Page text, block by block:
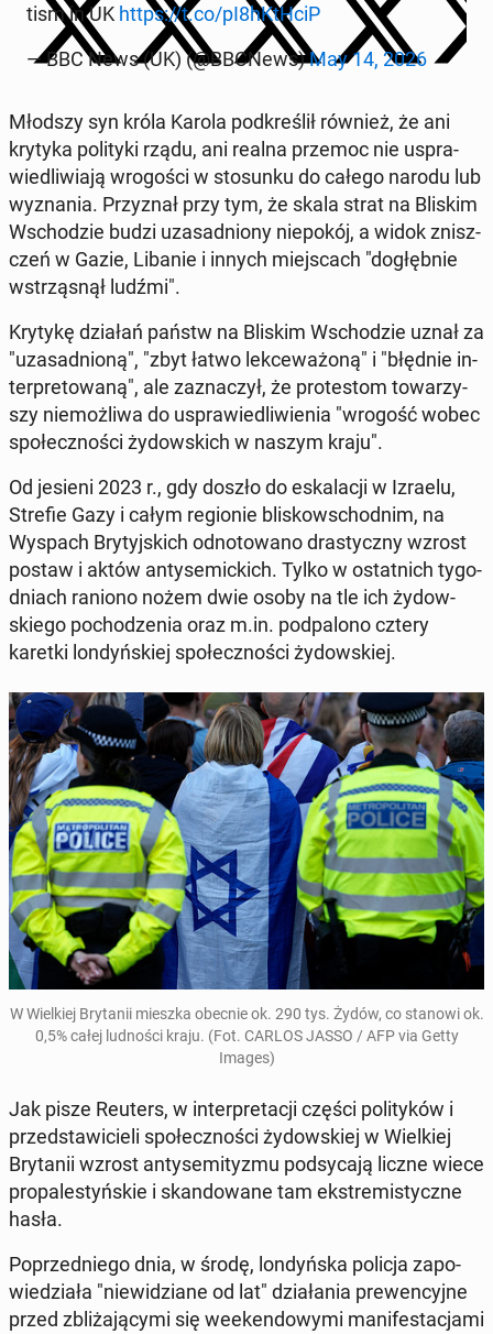
tism in UK https://t.co/pI8hKtHciP
— BBC News (UK) (@BBCNews)May 14, 2026
Młodszy syn króla Karola pod­kre­ślił również, że ani
krytyka po­li­ty­ki rządu, ani realna przemoc nie uspra­
wie­dli­wia­ją wro­go­ści w sto­sun­ku do całego narodu lub
wy­zna­nia. Przy­znał przy tym, że skala strat na Bliskim
Wscho­dzie budzi uza­sad­nio­ny nie­po­kój, a widok znisz­
czeń w Gazie, Libanie i innych miej­scach "do­głęb­nie
wstrzą­snął ludźmi".
Krytykę działań państw na Bliskim Wscho­dzie uznał za
"uza­sad­nio­ną", "zbyt łatwo lek­ce­wa­żo­ną" i "błędnie in­
ter­pre­to­wa­ną", ale za­zna­czył, że pro­te­stom to­wa­rzy­
szy nie­moż­li­wa do uspra­wie­dli­wie­nia "wrogość wobec
spo­łecz­no­ści ży­dow­skich w naszym kraju".
Od jesieni 2023 r., gdy doszło do eska­la­cji w Izraelu,
Strefie Gazy i całym re­gio­nie bli­skow­schod­nim, na
Wyspach Bry­tyj­skich od­no­to­wa­no dra­stycz­ny wzrost
postaw i aktów an­ty­se­mic­kich. Tylko w ostat­nich ty­go­
dniach raniono nożem dwie osoby na tle ich ży­dow­
skie­go po­cho­dze­nia oraz m.in. pod­pa­lo­no cztery
karetki lon­dyń­skiej spo­łecz­no­ści ży­dow­skiej.
W Wiel­kiej Bry­ta­nii mieszka obecnie ok. 290 tys. Żydów, co stanowi ok.
0,5% całej lud­no­ści kraju. (Fot. CARLOS JASSO / AFP via Getty
Images)
Jak pisze Reuters, w in­ter­pre­ta­cji części po­li­ty­ków i
przed­sta­wi­cie­li spo­łecz­no­ści ży­dow­skiej w Wiel­kiej
Bry­ta­nii wzrost an­ty­se­mi­ty­zmu pod­sy­ca­ją liczne wiece
pro­pa­le­styń­skie i skan­do­wa­ne tam eks­tre­mi­stycz­ne
hasła.
Po­przed­nie­go dnia, w środę, lon­dyń­ska policja za­po­
wie­dzia­ła "nie­wi­dzia­ne od lat" dzia­ła­nia pre­wen­cyj­ne
przed zbli­ża­ją­cy­mi się week­en­do­wy­mi ma­ni­fe­sta­cja­mi